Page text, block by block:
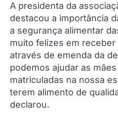
A presidenta da
destacou a importância
a segurança alimentar
muito felizes em
através de emenda da
podemos ajudar as
matriculadas na nossa
terem alimento de
declarou.